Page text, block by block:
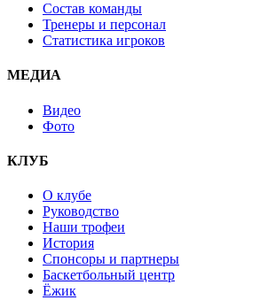
Состав команды
Тренеры и персонал
Статистика игроков
МЕДИА
Видео
Фото
КЛУБ
О клубе
Руководство
Наши трофеи
История
Спонсоры и партнеры
Баскетбольный центр
Ёжик